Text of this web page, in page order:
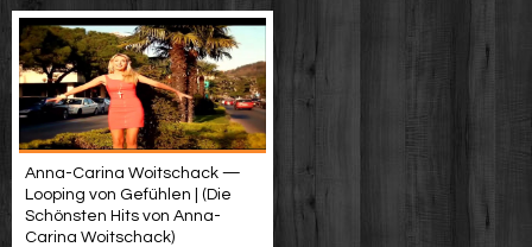
Anna-Carina Woitschack —
Looping von Gefühlen | (Die
Schönsten Hits von Anna-
Carina Woitschack)